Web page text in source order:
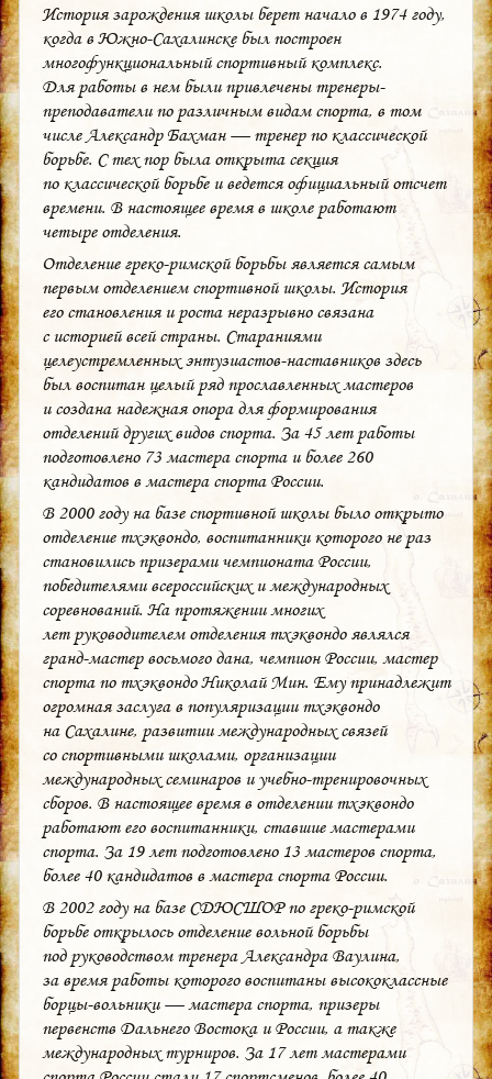
История зарождения школы берет начало в 1974 году,
когда в Южно-Сахалинске был построен
многофункциональный спортивный комплекс.
Для работы в нем были привлечены тренеры-
преподаватели по различным видам спорта, в том
числе Александр Бахман — тренер по классической
борьбе. С тех пор была открыта секция
по классической борьбе и ведется официальный отсчет
времени. В настоящее время в школе работают
четыре отделения.
Отделение греко-римской борьбы является самым
первым отделением спортивной школы. История
его становления и роста неразрывно связана
с историей всей страны. Стараниями
целеустремленных энтузиастов-наставников здесь
был воспитан целый ряд прославленных мастеров
и создана надежная опора для формирования
отделений других видов спорта. За 45 лет работы
подготовлено 73 мастера спорта и более 260
кандидатов в мастера спорта России.
В 2000 году на базе спортивной школы было открыто
отделение тхэквондо, воспитанники которого не раз
становились призерами чемпионата России,
победителями всероссийских и международных
соревнований. На протяжении многих
лет руководителем отделения тхэквондо являлся
гранд-мастер восьмого дана, чемпион России, мастер
спорта по тхэквондо Николай Мин. Ему принадлежит
огромная заслуга в популяризации тхэквондо
на Сахалине, развитии международных связей
со спортивными школами, организации
международных семинаров и учебно-тренировочных
сборов. В настоящее время в отделении тхэквондо
работают его воспитанники, ставшие мастерами
спорта. За 19 лет подготовлено 13 мастеров спорта,
более 40 кандидатов в мастера спорта России.
В 2002 году на базе СДЮСШОР по греко-римской
борьбе открылось отделение вольной борьбы
под руководством тренера Александра Ваулина,
за время работы которого воспитаны высококлассные
борцы-вольники — мастера спорта, призеры
первенств Дальнего Востока и России, а также
международных турниров. За 17 лет мастерами